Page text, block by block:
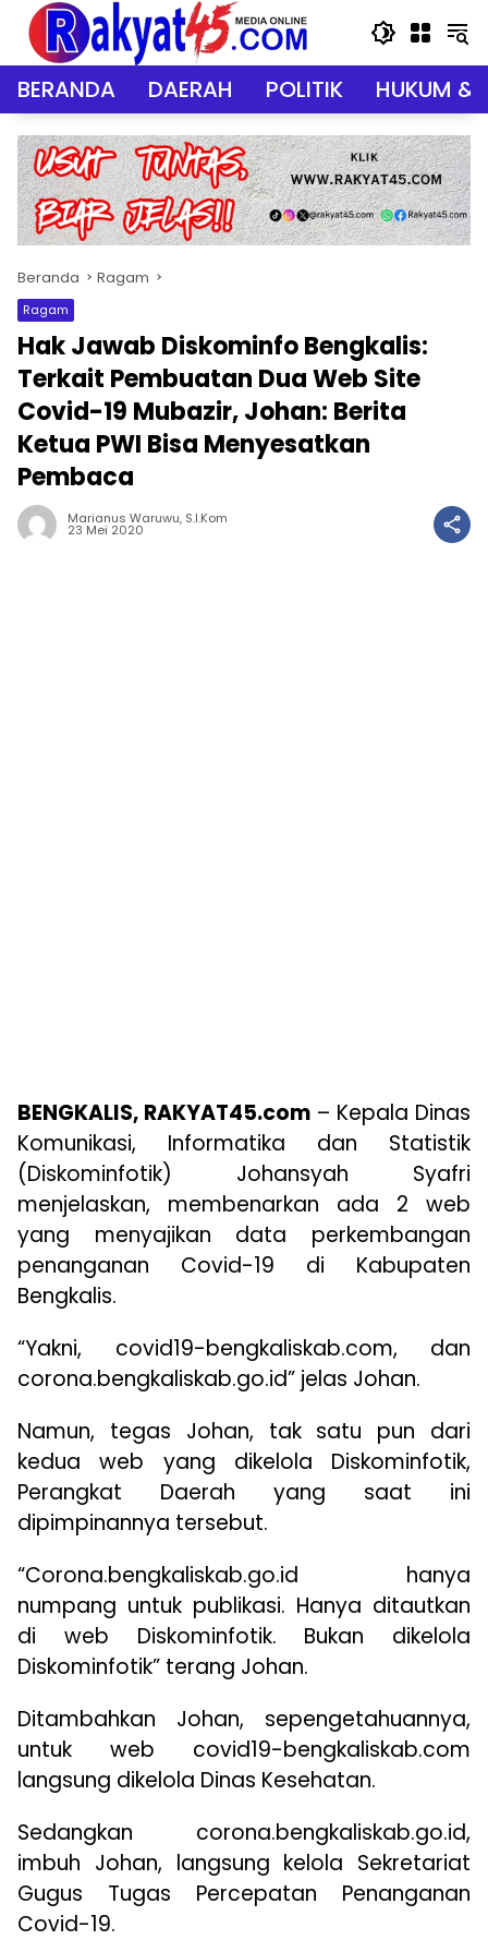
Langsung
konten
BERANDA DAERAH POLITIK HUKUM &
Beranda Ragam
Ragam
Hak Jawab Diskominfo Bengkalis:
Terkait Pembuatan Dua Web Site
Covid-19 Mubazir, Johan: Berita
Ketua PWI Bisa Menyesatkan
Pembaca
Marianus Waruwu, S.I.Kom
23 Mei 2020
BENGKALIS, RAKYAT45.com – Kepala Dinas
Komunikasi, Informatika dan Statistik
(Diskominfotik) Johansyah Syafri
menjelaskan, membenarkan ada 2 web
yang menyajikan data perkembangan
penanganan Covid-19 di Kabupaten
Bengkalis.
“Yakni, covid19-bengkaliskab.com, dan
corona.bengkaliskab.go.id” jelas Johan.
Namun, tegas Johan, tak satu pun dari
kedua web yang dikelola Diskominfotik,
Perangkat Daerah yang saat ini
dipimpinannya tersebut.
“Corona.bengkaliskab.go.id hanya
numpang untuk publikasi. Hanya ditautkan
di web Diskominfotik. Bukan dikelola
Diskominfotik” terang Johan.
Ditambahkan Johan, sepengetahuannya,
untuk web covid19-bengkaliskab.com
langsung dikelola Dinas Kesehatan.
Sedangkan corona.bengkaliskab.go.id,
imbuh Johan, langsung kelola Sekretariat
Gugus Tugas Percepatan Penanganan
Covid-19.